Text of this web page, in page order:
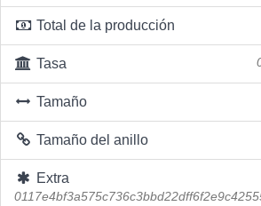
Total de la producción
Tasa
Tamaño
Tamaño del anillo
Extra